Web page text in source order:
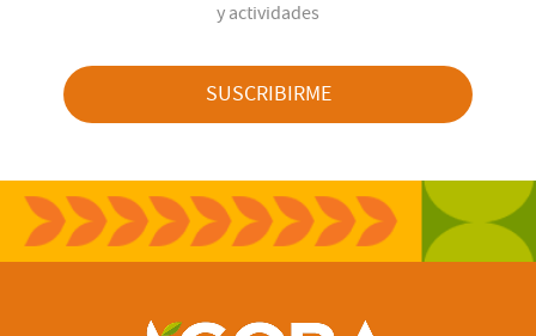
y actividades
SUSCRIBIRME